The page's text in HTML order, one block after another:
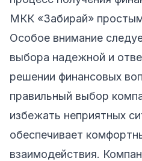
МКК «Забирай»
Особое внимание
выбора надежной и
решении финансовых
правильный выбор
избежать неприятных
обеспечивает
взаимодействия.